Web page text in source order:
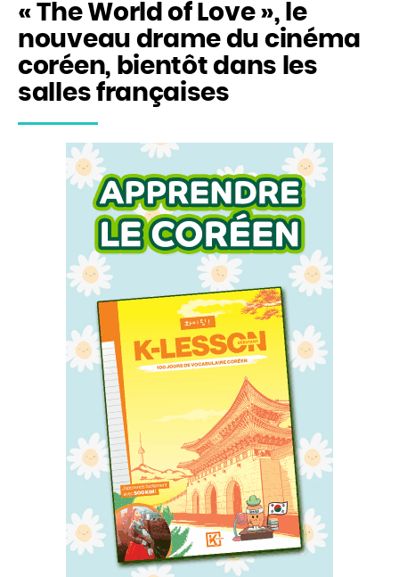
Accueil
Actu
Events
Jeux
« The World of Love », le
nouveau drame du cinéma
coréen, bientôt dans les
salles françaises